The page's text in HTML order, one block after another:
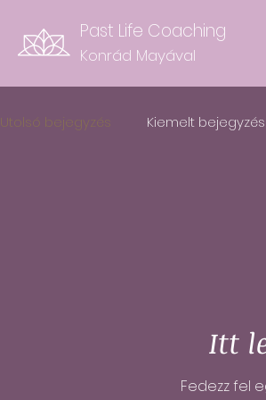
Past Life Coaching
Konrád Mayával
Utolsó bejegyzés Kiemelt bejegyzés
Itt
Fedezz fel